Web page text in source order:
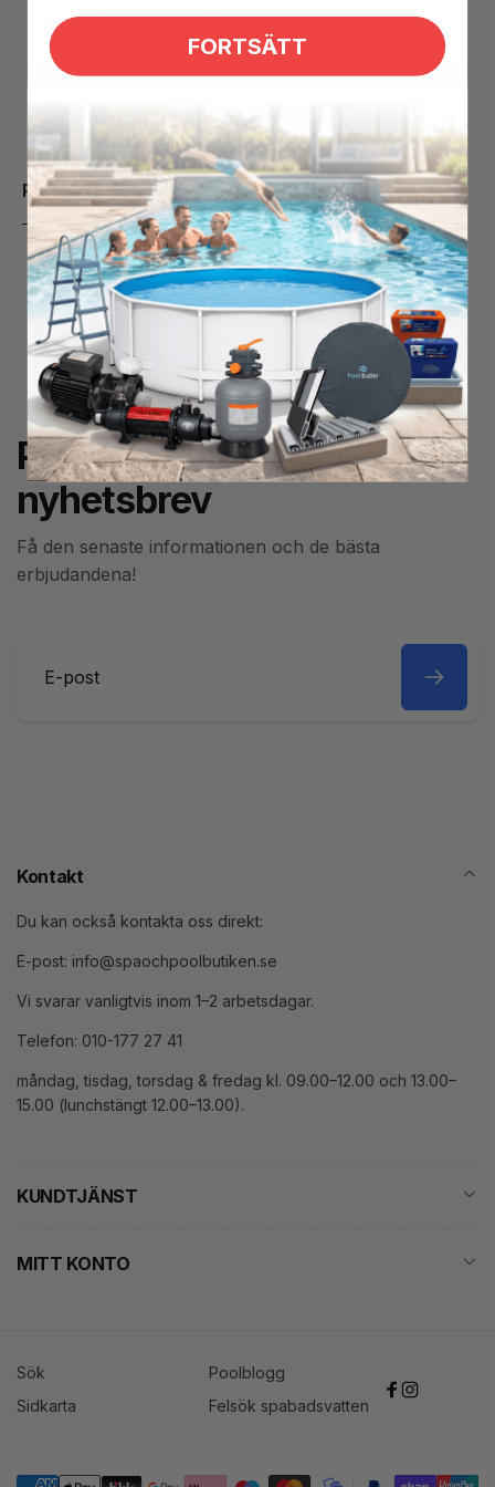
Kategorier: Hem och Fritid
Produktbeskrivning
Prenumerera på
nyhetsbrev
Få den senaste informationen och de bästa
erbjudandena!
Kontakt
Du kan också kontakta oss direkt:
E-post: info@spaochpoolbutiken.se
Vi svarar vanligtvis inom 1–2 arbetsdagar.
Telefon: 010-177 27 41
måndag, tisdag, torsdag & fredag kl. 09.00–12.00 och 13.00–
15.00 (lunchstängt 12.00–13.00).
KUNDTJÄNST
MITT KONTO
Sök
Poolblogg
Sidkarta
Felsök spabadsvatten Facebook
Instagram
FORTSÄTT